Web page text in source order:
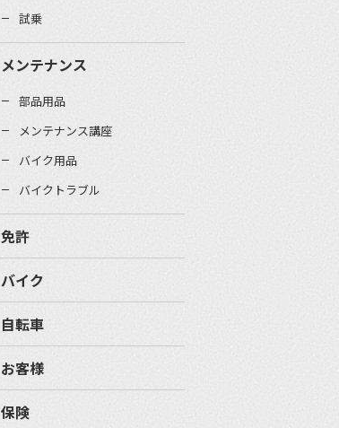
試乗
メンテナンス
部品用品
メンテナンス講座
バイク用品
バイクトラブル
免許
バイク
自転車
お客様
保険